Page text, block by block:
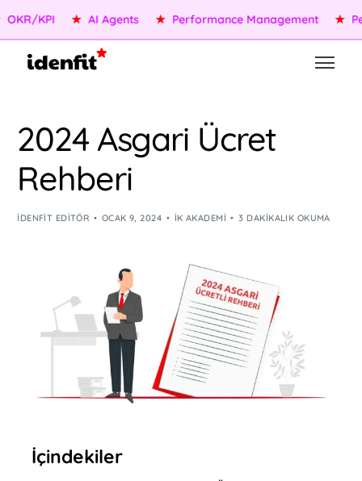
KPI ★ AI Agents ★ Performance Management ★
2024 Asgari Ücret
Rehberi
IDENFIT EDITÖR OCAK 9, 2024 İK AKADEMI 3 DAKIKALIK OKUMA
İçindekiler